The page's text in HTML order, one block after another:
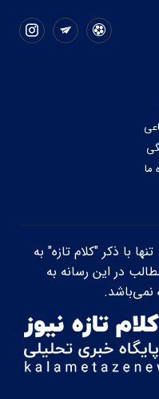
ما
با ذکر "کلام تازه" به
در این رسانه به
نمی‌باشد.